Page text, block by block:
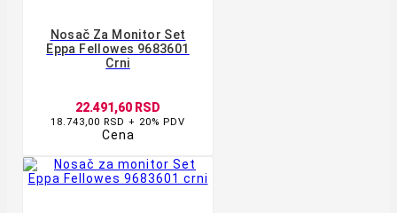
Nosač Za Monitor Set
Eppa Fellowes 9683601
Crni
22.491,60 RSD
18.743,00 RSD + 20% PDV
Cena